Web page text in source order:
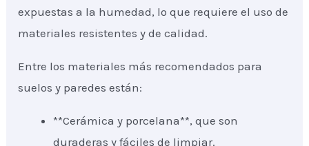
expuestas a la humedad, lo que requiere el uso de
materiales resistentes y de calidad.
Entre los materiales más recomendados para
suelos y paredes están:
**Cerámica y porcelana**, que son
duraderas y fáciles de limpiar.